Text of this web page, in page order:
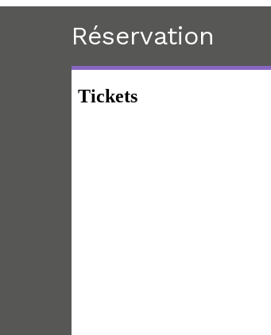
Réservation